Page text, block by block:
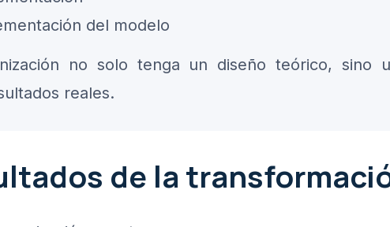
del modelo
no solo tenga un diseño teórico, sino
reales.
de la